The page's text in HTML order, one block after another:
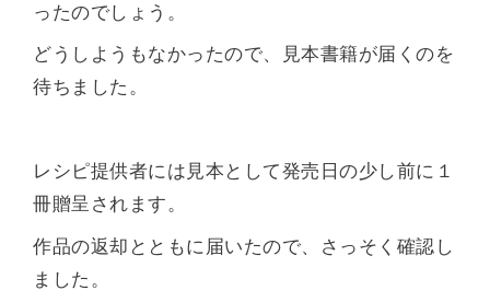
ったのでしょう。
どうしようもなかったので、見本書籍が届くのを
待ちました。
レシピ提供者には見本として発売日の少し前に１
冊贈呈されます。
作品の返却とともに届いたので、さっそく確認し
ました。